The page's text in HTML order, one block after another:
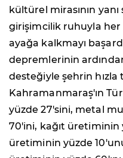
kültürel mirasının
girişimcilik ruhuyla her
ayağa kalkmayı
depremlerinin
desteğiyle şehrin hızla
Kahramanmaraş'ın
yüzde 27'sini, metal
70'ini, kağıt üretiminin
üretiminin yüzde